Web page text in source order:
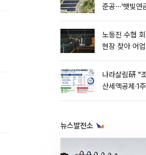
준공⋯'햇빛연
노동진 수협
현장 찾아 어
나라살림硏 "
산세액공제·1
뉴스발전소